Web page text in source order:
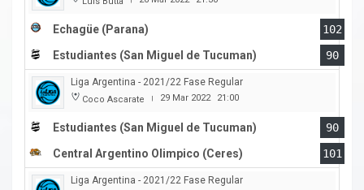
Echagüe (Parana)
102
Estudiantes (San Miguel de Tucuman)
90
Liga Argentina - 2021/22 Fase Regular
Coco Ascarate | 29 Mar 2022 21:00
Estudiantes (San Miguel de Tucuman)
90
Central Argentino Olimpico (Ceres)
101
Liga Argentina - 2021/22 Fase Regular